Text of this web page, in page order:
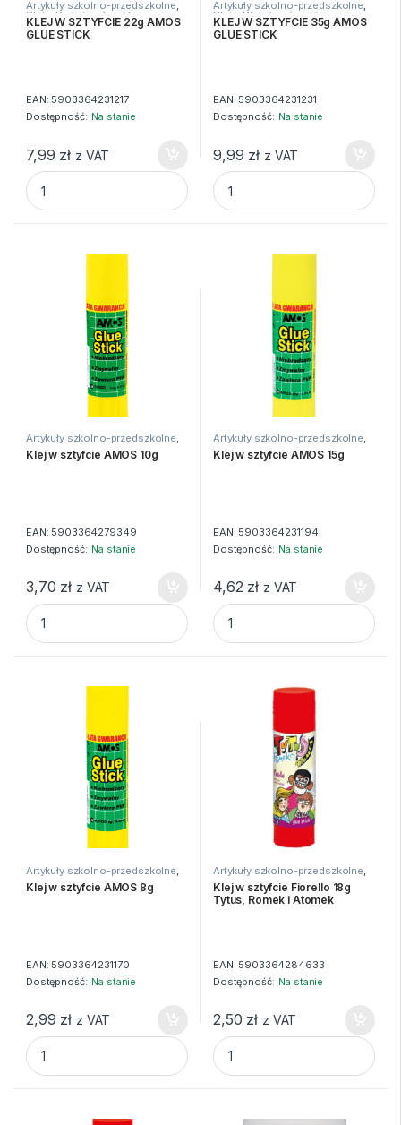
Artykuły szkolno-przedszkolne,
Kleje ,Kleje i nożyczki
KLEJ W SZTYFCIE 22g AMOS
GLUE STICK
EAN: 5903364231217
Dostępność: Na stanie
7,99 zł z VAT
KLEJ W SZTYFCIE 22g AMOS GLUE STICK quantity
Artykuły szkolno-przedszkolne,
Kleje ,Kleje i nożyczki
KLEJ W SZTYFCIE 35g AMOS
GLUE STICK
EAN: 5903364231231
Dostępność: Na stanie
9,99 zł z VAT
KLEJ W SZTYFCIE 35g
Artykuły szkolno-przedszkolne,
Kleje Kleje i nożyczki
Klej w sztyfcie AMOS 10g
EAN: 5903364279349
Dostępność: Na stanie
3,70 zł z VAT
Klej w sztyfcie AMOS 10g quantity
Artykuły szkolno-przedszkolne,
Kleje Kleje i nożyczki
Klej w sztyfcie AMOS 15g
EAN: 5903364231194
Dostępność: Na stanie
4,62 zł z VAT
Klej w sztyfcie AMOS 15g
Artykuły szkolno-przedszkolne,
Kleje Kleje i nożyczki
Klej w sztyfcie AMOS 8g
EAN: 5903364231170
Dostępność: Na stanie
2,99 zł z VAT
Klej w sztyfcie AMOS 8g quantity
Artykuły szkolno-przedszkolne,
Kleje Kleje i nożyczki
Klej w sztyfcie Fiorello 18g
Tytus, Romek i Atomek
EAN: 5903364284633
Dostępność: Na stanie
2,50 zł z VAT
Klej w sztyfcie Fiorello 18g